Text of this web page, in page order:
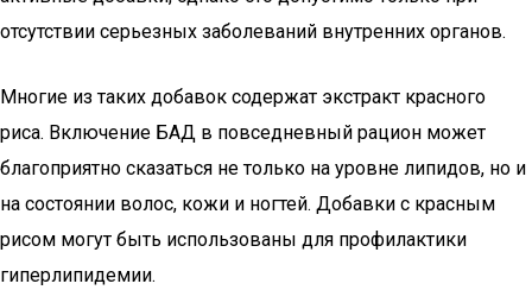
отсутствии серьезных заболеваний внутренних органов.
Многие из таких добавок содержат экстракт красного
риса. Включение БАД в повседневный рацион может
благоприятно сказаться не только на уровне липидов, но и
на состоянии волос, кожи и ногтей. Добавки с красным
рисом могут быть использованы для профилактики
гиперлипидемии.